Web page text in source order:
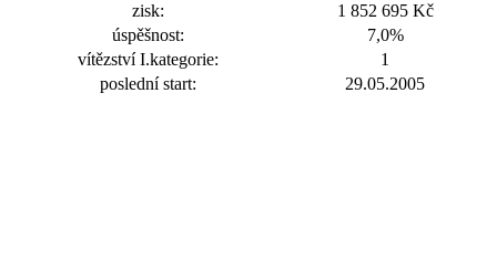
zisk:
1 852 695 Kč
úspěšnost:
7,0%
vítězství I.kategorie:
1
poslední start:
29.05.2005